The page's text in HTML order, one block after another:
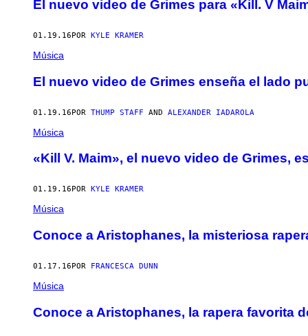
El nuevo video de Grimes para «Kill. V
01.19.16 POR KYLE KRAMER
Música
El nuevo video de Grimes enseña el lado
01.19.16POR THUMP STAFF AND ALEXANDER IADAROLA
Música
«Kill V. Maim», el nuevo video de Grimes,
01.19.16 POR KYLE KRAMER
Música
Conoce a Aristophanes, la misteriosa
01.17.16POR FRANCESCA DUNN
Música
Conoce a Aristophanes, la rapera favorita